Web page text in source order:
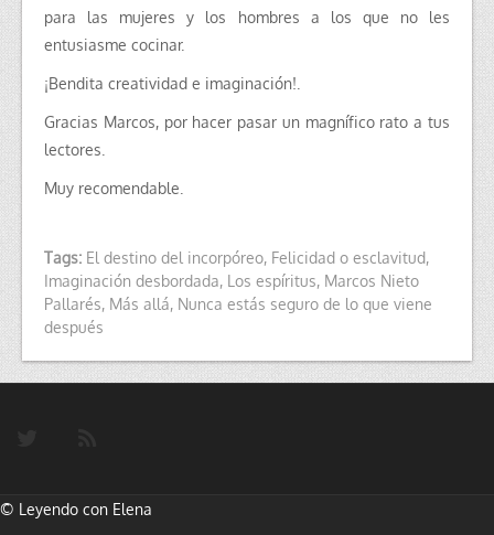
para las mujeres y los hombres a los que no les
entusiasme cocinar.
¡Bendita creatividad e imaginación!.
Gracias Marcos, por hacer pasar un magnífico rato a tus
lectores.
Muy recomendable.
Tags: El destino del incorpóreo, Felicidad o esclavitud,
Imaginación desbordada, Los espíritus, Marcos Nieto
Pallarés, Más allá, Nunca estás seguro de lo que viene
después
© Leyendo con Elena